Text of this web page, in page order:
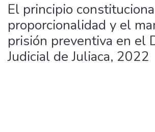
El principio
proporcionalidad y el
prisión preventiva en el
Judicial de Juliaca, 2022